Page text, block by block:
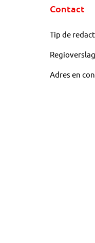
Contact
Tip de
Adres en